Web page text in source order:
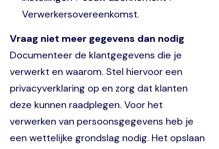
Verwerkersovereenkomst.
Vraag niet meer gegevens dan nodig
Documenteer de klantgegevens die je
verwerkt en waarom. Stel hiervoor een
privacyverklaring op en zorg dat klanten
deze kunnen raadplegen. Voor het
verwerken van persoonsgegevens heb je
een wettelijke grondslag nodig. Het opslaan